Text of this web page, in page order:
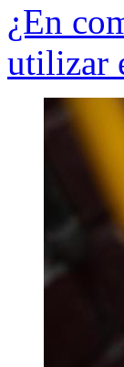
¿En
utilizar